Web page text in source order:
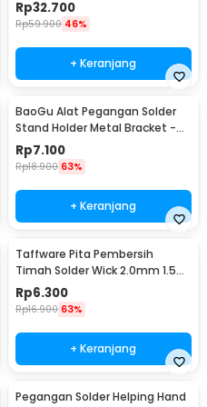
Rp32.700
Rp59.900 46%
+ Keranjang
BaoGu Alat Pegangan Solder
Stand Holder Metal Bracket -
DBL-X10
Rp7.100
Rp18.900 63%
+ Keranjang
Taffware Pita Pembersih
Timah Solder Wick 2.0mm 1.5M
- CP-2015
Rp6.300
Rp16.900 63%
+ Keranjang
Pegangan Solder Helping Hand